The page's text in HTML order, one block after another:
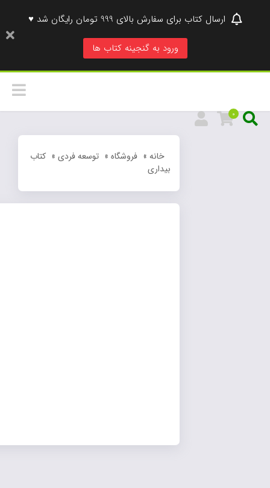
ارسال کتاب برای سفارش بالای 999 تومان رایگان شد ♥
ورود به گنجینه کتاب ها
فروشگاه » توسعه فردی» کتاب